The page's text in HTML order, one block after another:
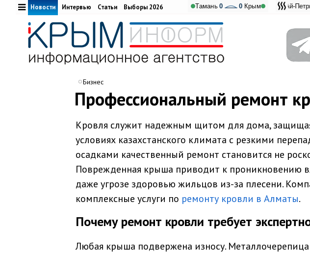
Ай-Петри: +22.4°C
Тамань 0 0 Крым
Новости Интервью Статьи Выборы 2026
Бизнес
Профессиональный ремонт
Кровля служит надежным щитом для дома,
условиях казахстанского климата с резкими
осадками качественный ремонт становится не
Поврежденная крыша приводит к проникновению
даже угрозе здоровью жильцов из-за плесени.
комплексные услуги по ремонту кровли в Алматы.
Почему ремонт кровли требует
Любая крыша подвержена износу.